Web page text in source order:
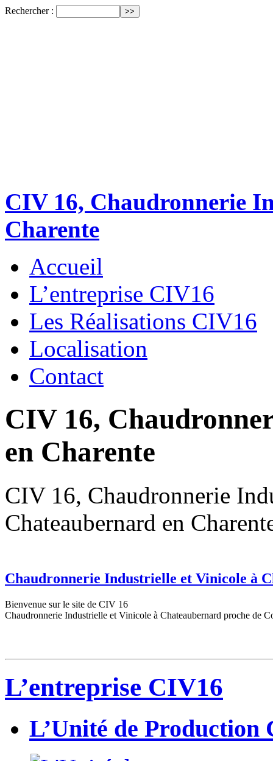
Rechercher :
CIV 16, Chaudronnerie
Charente
Accueil
L’entreprise CIV16
Les Réalisations CIV16
Localisation
Contact
CIV 16,
en Charente
CIV 16, Chaudronnerie
Chateaubernard en
Chaudronnerie Industrielle et Vinicole à
Bienvenue sur le site de CIV 16
Chaudronnerie Industrielle et Vinicole à Chateaubernard proche de
L’entreprise CIV16
L’Unité de Production